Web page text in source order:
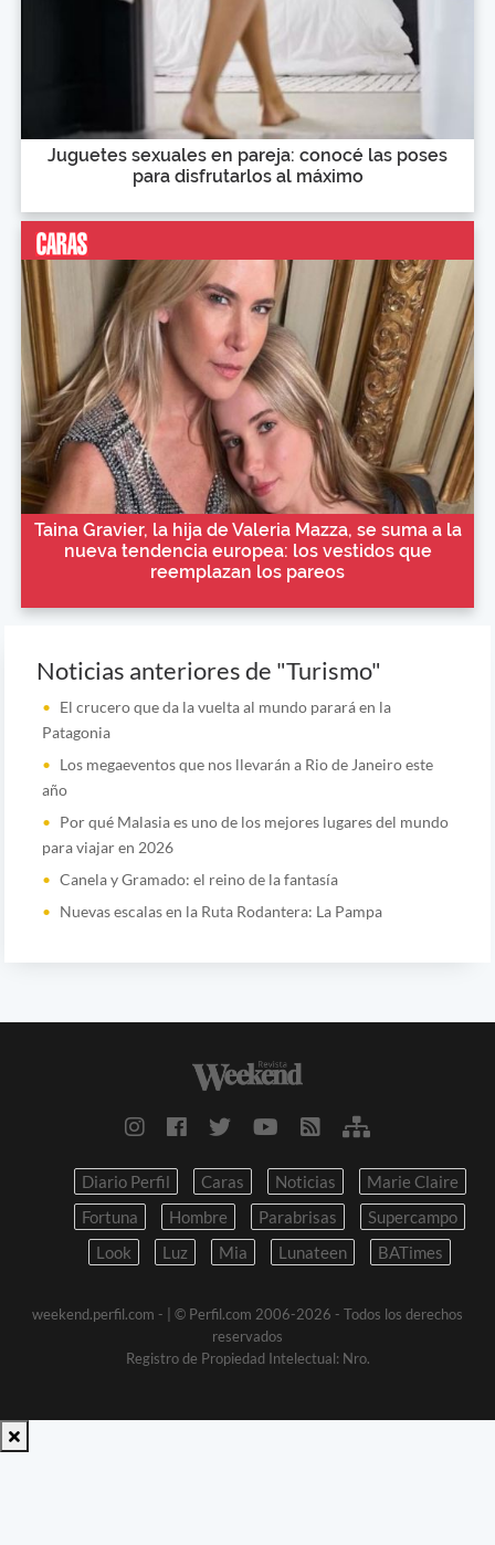
Juguetes sexuales en pareja: conocé las poses
para disfrutarlos al máximo
Taina Gravier, la hija de Valeria Mazza, se suma a la
nueva tendencia europea: los vestidos que
reemplazan los pareos
Noticias anteriores de "Turismo"
El crucero que da la vuelta al mundo parará en la
Patagonia
Los megaeventos que nos llevarán a Rio de Janeiro este
año
Por qué Malasia es uno de los mejores lugares del mundo
para viajar en 2026
Canela y Gramado: el reino de la fantasía
Nuevas escalas en la Ruta Rodantera: La Pampa
Diario Perfil Caras Noticias
Marie Claire
Fortuna
Hombre Parabrisas
Supercampo
Look
Luz Mia Lunateen BATimes
weekend.perfil.com -
| © Perfil.com 2006-2026 - Todos los derechos
reservados
Registro de Propiedad Intelectual: Nro.